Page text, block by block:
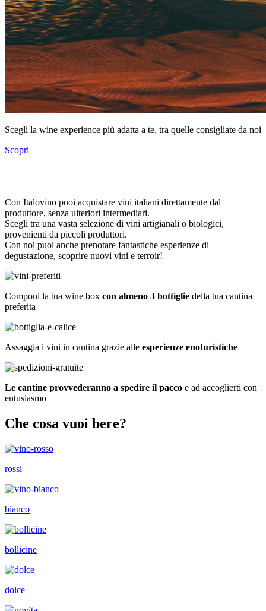
Scegli la wine experience più adatta a te, tra quelle consigliate da noi
Scopri
Con Italovino puoi acquistare vini italiani direttamente dal
produttore, senza ulteriori intermediari.
Scegli tra una vasta selezione di vini artigianali o biologici,
provenienti da piccoli produttori.
Con noi puoi anche prenotare fantastiche esperienze di
degustazione, scoprire nuovi vini e terroir!
Componi la tua wine box con almeno 3 bottiglie della tua cantina
preferita
Assaggia i vini in cantina grazie alle esperienze enoturistiche
Le cantine provvederanno a spedire il pacco e ad accoglierti con
entusiasmo
Che cosa vuoi bere?
rossi
bianco
bollicine
dolce